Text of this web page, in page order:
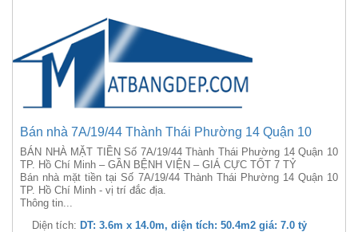
Bán nhà 7A/19/44 Thành Thái Phường 14 Quận 10
BÁN NHÀ MẶT TIỀN Số 7A/19/44 Thành Thái Phường 14 Quận 10
TP. Hồ Chí Minh – GẦN BỆNH VIỆN – GIÁ CỰC TỐT 7 TỶ
Bán nhà mặt tiền tại Số 7A/19/44 Thành Thái Phường 14 Quận 10
TP. Hồ Chí Minh - vị trí đắc địa.
Thông tin...
Diện tích: DT: 3.6m x 14.0m, diện tích: 50.4m2 giá: 7.0 tỷ